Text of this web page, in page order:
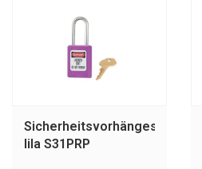
Sicherheitsvorhängeschloss
lila S31PRP